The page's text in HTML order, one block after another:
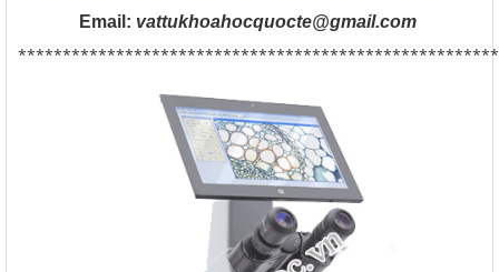
Email: vattukhoahocquocte@gmail.com